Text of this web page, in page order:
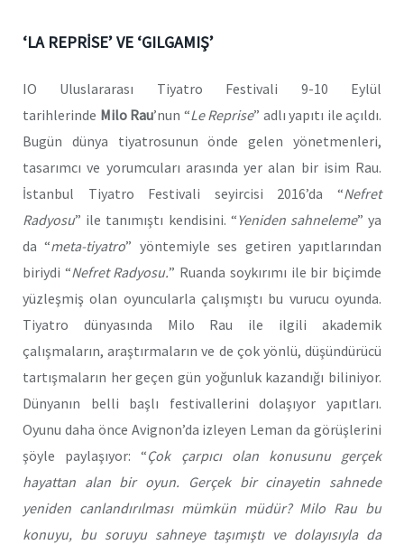
‘LA REPRİSE’ VE ‘GILGAMIŞ’
IO Uluslararası Tiyatro Festivali 9-10 Eylül
tarihlerinde Milo Rau’nun “Le Reprise” adlı yapıtı ile açıldı.
Bugün dünya tiyatrosunun önde gelen yönetmenleri,
tasarımcı ve yorumcuları arasında yer alan bir isim Rau.
İstanbul Tiyatro Festivali seyircisi 2016’da “Nefret
Radyosu” ile tanımıştı kendisini. “Yeniden sahneleme” ya
da “meta-tiyatro” yöntemiyle ses getiren yapıtlarından
biriydi “Nefret Radyosu.” Ruanda soykırımı ile bir biçimde
yüzleşmiş olan oyuncularla çalışmıştı bu vurucu oyunda.
Tiyatro dünyasında Milo Rau ile ilgili akademik
çalışmaların, araştırmaların ve de çok yönlü, düşündürücü
tartışmaların her geçen gün yoğunluk kazandığı biliniyor.
Dünyanın belli başlı festivallerini dolaşıyor yapıtları.
Oyunu daha önce Avignon’da izleyen Leman da görüşlerini
şöyle paylaşıyor: “Çok çarpıcı olan konusunu gerçek
hayattan alan bir oyun. Gerçek bir cinayetin sahnede
yeniden canlandırılması mümkün müdür? Milo Rau bu
konuyu, bu soruyu sahneye taşımıştı ve dolayısıyla da